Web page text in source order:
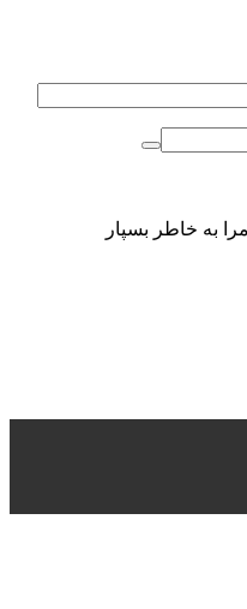
مرا به خاطر بسپار